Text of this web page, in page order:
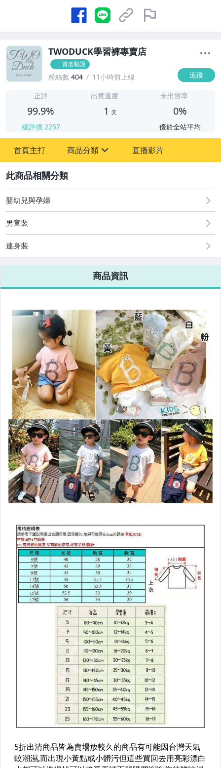
TWODUCK學習褲專賣店
實名驗證
粉絲數 404 11小時前上線 追蹤
正評
99.9%
總評價 2257
出貨速度
1 天
未出貨率
0%
優於全站平均
首頁主打 商品分類
嬰幼兒與孕婦
圖書/影音/文具
居家、家具與園藝
女包精品與女鞋
運動、戶外與休閒
直播影片
嬰幼兒與孕婦
男童裝
連身裝
商品資訊